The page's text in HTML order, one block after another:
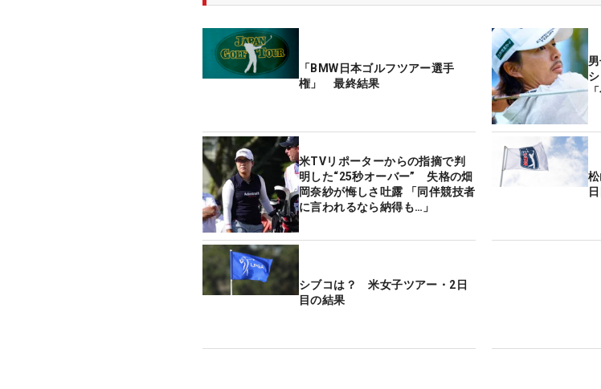
「BMW日本ゴルフツアー選手
権」 最終結果
米TVリポーターからの指摘で判
明した“25秒オーバー” 失格の畑
岡奈紗が悔しさ吐露 「同伴競技者
に言われるなら納得も…」
シブコは？ 米女子ツアー・2日
目の結果